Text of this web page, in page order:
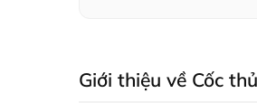
Giới thiệu về Cốc